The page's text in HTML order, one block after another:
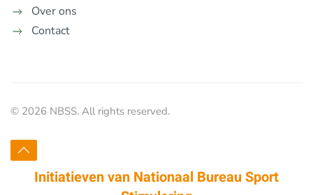
Over ons
Contact
© 2026 NBSS. All rights reserved.
Initiatieven van Nationaal Bureau Sport